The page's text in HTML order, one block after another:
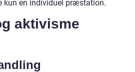
kun en individuel præstation.
aktivisme